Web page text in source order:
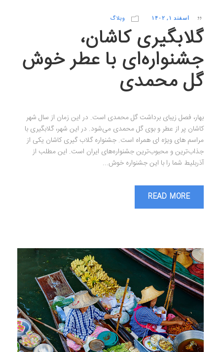
اسفند ۱, ۱۴۰۲ وبلاگ
گلابگیری کاشان،
جشنواره‌ای با عطر خوش
گل محمدی
بهار، فصل زیبای برداشت گل محمدی است. در این زمان از سال شهر
کاشان پر از عطر و بوی گل محمدی می‌شود. در این شهر، گلابگیری با
مراسم های ویژه ای همراه است. جشنواره گلاب گیری کاشان یکی از
جذاب‌ترین و محبوب‌ترین جشنواره‌های ایران است. این مطلب از
آذربلیط شما را با این جشنواره خوش...
READ MORE